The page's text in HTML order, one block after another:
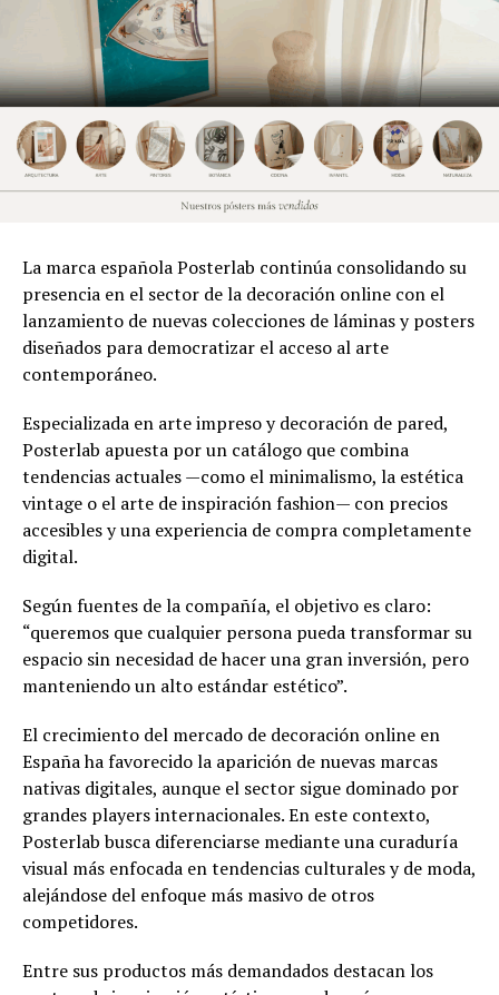
La marca española Posterlab continúa consolidando su
presencia en el sector de la decoración online con el
lanzamiento de nuevas colecciones de láminas y posters
diseñados para democratizar el acceso al arte
contemporáneo.
Especializada en arte impreso y decoración de pared,
Posterlab apuesta por un catálogo que combina
tendencias actuales —como el minimalismo, la estética
vintage o el arte de inspiración fashion— con precios
accesibles y una experiencia de compra completamente
digital.
Según fuentes de la compañía, el objetivo es claro:
“queremos que cualquier persona pueda transformar su
espacio sin necesidad de hacer una gran inversión, pero
manteniendo un alto estándar estético”.
El crecimiento del mercado de decoración online en
España ha favorecido la aparición de nuevas marcas
nativas digitales, aunque el sector sigue dominado por
grandes players internacionales. En este contexto,
Posterlab busca diferenciarse mediante una curaduría
visual más enfocada en tendencias culturales y de moda,
alejándose del enfoque más masivo de otros
competidores.
Entre sus productos más demandados destacan los